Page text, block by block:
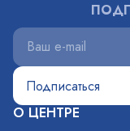
О ЦЕНТРЕ